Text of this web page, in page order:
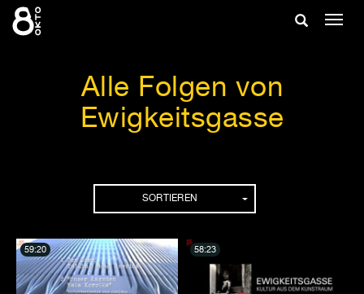
Zum
Inhalt
Suche
Alle Folgen von
Ewigkeitsgasse
SORTIEREN
59:20 58:23